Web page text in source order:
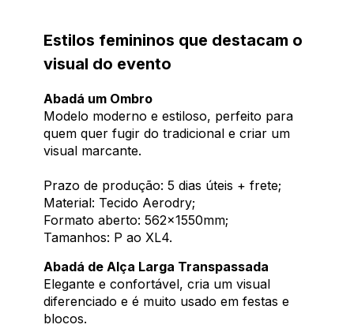
Estilos femininos que destacam o
visual do evento
Abadá um Ombro
Modelo moderno e estiloso, perfeito para
quem quer fugir do tradicional e criar um
visual marcante.
Prazo de produção: 5 dias úteis + frete;
Material: Tecido Aerodry;
Formato aberto: 562x1550mm;
Tamanhos: P ao XL4.
Abadá de Alça Larga Transpassada
Elegante e confortável, cria um visual
diferenciado e é muito usado em festas e
blocos.